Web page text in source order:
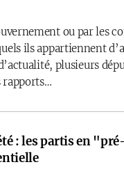
ou par les
ils appartiennent
plusieurs
rapports…
: les partis en